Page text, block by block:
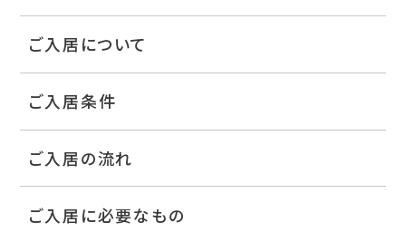
ご入居について
ご入居条件
ご入居の流れ
ご入居に必要なもの